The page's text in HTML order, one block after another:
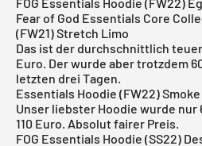
Fear of God Essentials Core
(FW21) Stretch Limo
Das ist der durchschnittlich
Euro. Der wurde aber trotzdem
letzten drei Tagen.
Essentials Hoodie (FW22) Smoke
Unser liebster Hoodie wurde nur
110 Euro. Absolut fairer Preis.
FOG Essentials Hoodie (SS22)